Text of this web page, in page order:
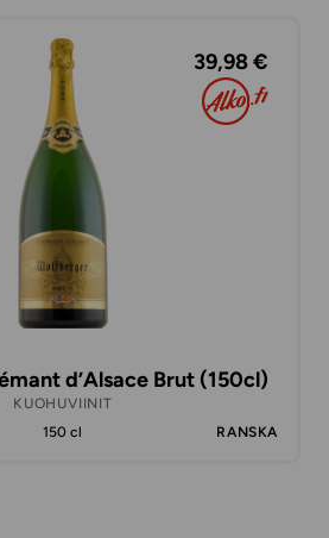
39,98 €
d’Alsace Brut (150cl)
KUOHUVIINIT
150 cl RANSKA